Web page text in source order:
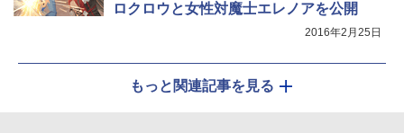
ロクロウと女性対魔士エレノアを公開
2016年2月25日
もっと関連記事を見る